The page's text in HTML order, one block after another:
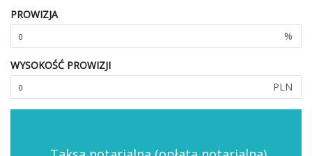
PROWIZJA
%
WYSOKOŚĆ PROWIZJI
PLN